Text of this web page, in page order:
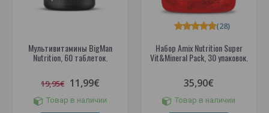
Мультивитамины BigMan
Nutrition, 60 таблеток.
19,95€ 11,99€
Товар в наличии
Набор Amix Nutrition Super
Vit&Mineral Pack, 30 упаковок.
(28)
35,90€
Товар в наличии